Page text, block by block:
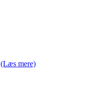
(Læs mere)